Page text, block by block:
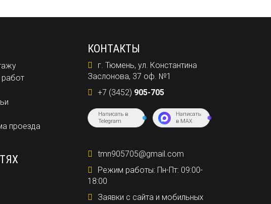
работ
проезда
КОНТАКТЫ
г. Тюмень, ул. Константина
Заслонова, 37 оф. №1
+7 (3452) 905-705
Написать в
Telegram
Написать
в MAX
tmn905705@gmail.com
Режим работы: Пн-Пт: 09:00-
18:00
Заявки с сайта и мобильных